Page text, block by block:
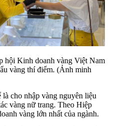
hội Kinh doanh vàng Việt Nam
vàng thí điểm. (Ảnh minh
cho nhập vàng nguyên liệu
vàng nữ trang. Theo Hiệp
vàng lớn nhất của ngành.